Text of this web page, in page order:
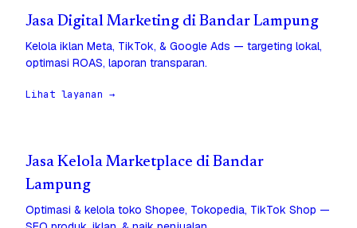
Jasa Digital Marketing di Bandar Lampung
Kelola iklan Meta, TikTok, & Google Ads — targeting lokal,
optimasi ROAS, laporan transparan.
Lihat layanan →
Jasa Kelola Marketplace di Bandar
Lampung
Optimasi & kelola toko Shopee, Tokopedia, TikTok Shop —